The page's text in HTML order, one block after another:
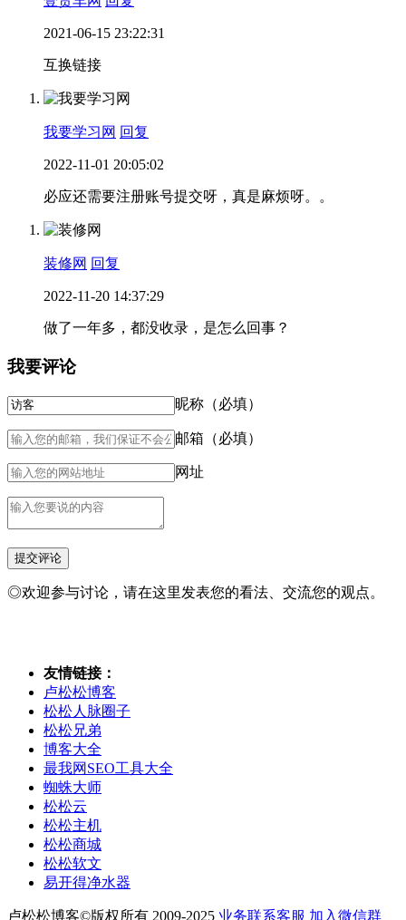
2021-06-15 23:22:31
互换链接
我要学习网 回复
2022-11-01 20:05:02
必应还需要注册账号提交呀，真是麻烦呀。。
装修网 回复
2022-11-20 14:37:29
做了一年多，都没收录，是怎么回事？
我要评论
昵称（必填）
邮箱（必填）
网址
◎欢迎参与讨论，请在这里发表您的看法、交流您的观点。
友情链接：
卢松松博客
松松人脉圈子
松松兄弟
博客大全
最我网SEO工具大全
蜘蛛大师
松松云
松松主机
松松商城
松松软文
易开得净水器
卢松松博客©版权所有 2009-2025 业务联系客服 加入微信群